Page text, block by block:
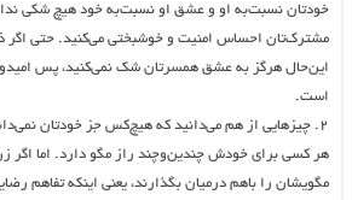
خودتان نسبت‌به او و عشق او نسبت‌به خود هیچ شکی
مشترک‌تان احساس امنیت و خوشبختی می‌کنید. حتی اگر
این‌حال هرگز به عشق همسرتان شک نمی‌کنید، پس
است.
۲. چیزهایی از هم می‌دانید که هیچ‌کس جز خودتان نمی‌داند
هر کسی برای خودش چندین‌وچند راز مگو دارد. اما اگر
مگویشان را باهم درمیان بگذارند، یعنی اینکه تفاهم